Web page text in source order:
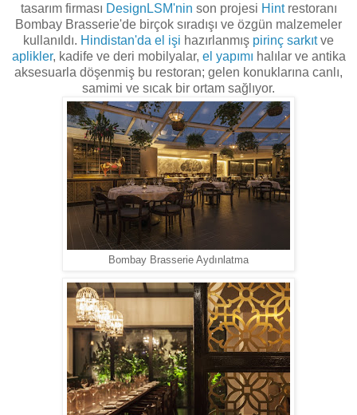
tasarım firması DesignLSM'nin son projesi Hintrestoranı
Bombay Brasserie'de birçok sıradışı ve özgün malzemeler
kullanıldı. Hindistan'da el işi hazırlanmış pirinç sarkıtve
aplikler, kadife ve deri mobilyalar, el yapımı halılar ve antika
aksesuarla döşenmiş bu restoran; gelen konuklarına canlı,
samimi ve sıcak bir ortam sağlıyor.
Bombay Brasserie Aydınlatma